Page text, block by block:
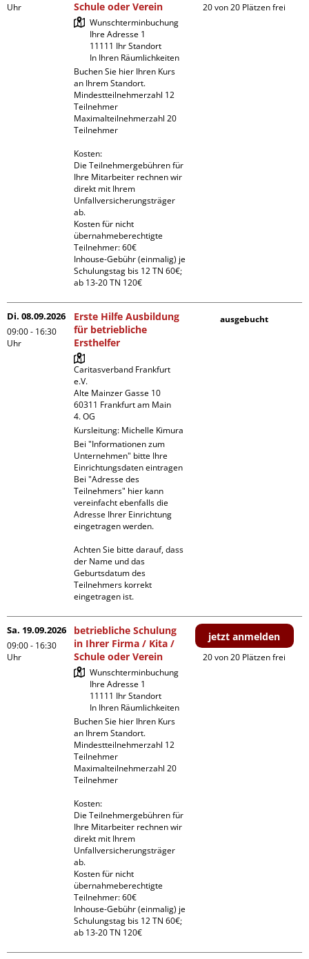
Uhr
Schule oder Verein
Wunschterminbuchung
Ihre Adresse 1
11111 Ihr Standort
In Ihren Räumlichkeiten
Buchen Sie hier Ihren Kurs
an Ihrem Standort.
Mindestteilnehmerzahl 12
Teilnehmer
Maximalteilnehmerzahl 20
Teilnehmer
Kosten:
Die Teilnehmergebühren für
Ihre Mitarbeiter rechnen wir
direkt mit Ihrem
Unfallversicherungsträger
ab.
Kosten für nicht
übernahmeberechtigte
Teilnehmer: 60€
Inhouse-Gebühr (einmalig) je
Schulungstag bis 12 TN 60€;
ab 13-20 TN 120€
20 von 20 Plätzen frei
Di. 08.09.2026
09:00 - 16:30
Uhr
Erste Hilfe Ausbildung
für betriebliche
Ersthelfer
Caritasverband Frankfurt
e.V.
Alte Mainzer Gasse 10
60311 Frankfurt am Main
4. OG
Kursleitung: Michelle Kimura
Bei "Informationen zum
Unternehmen" bitte Ihre
Einrichtungsdaten eintragen
Bei "Adresse des
Teilnehmers" hier kann
vereinfacht ebenfalls die
Adresse Ihrer Einrichtung
eingetragen werden.
Achten Sie bitte darauf, dass
der Name und das
Geburtsdatum des
Teilnehmers korrekt
eingetragen ist.
ausgebucht
Sa. 19.09.2026
09:00 - 16:30
Uhr
betriebliche Schulung
in Ihrer Firma / Kita /
Schule oder Verein
Wunschterminbuchung
Ihre Adresse 1
11111 Ihr Standort
In Ihren Räumlichkeiten
Buchen Sie hier Ihren Kurs
an Ihrem Standort.
Mindestteilnehmerzahl 12
Teilnehmer
Maximalteilnehmerzahl 20
Teilnehmer
Kosten:
Die Teilnehmergebühren für
Ihre Mitarbeiter rechnen wir
direkt mit Ihrem
Unfallversicherungsträger
ab.
Kosten für nicht
übernahmeberechtigte
Teilnehmer: 60€
Inhouse-Gebühr (einmalig) je
Schulungstag bis 12 TN 60€;
ab 13-20 TN 120€
jetzt anmelden
20 von 20 Plätzen frei